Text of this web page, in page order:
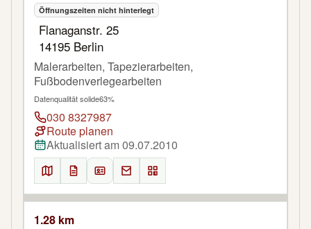
Öffnungszeiten nicht hinterlegt
Flanaganstr. 25
14195 Berlin
Malerarbeiten, Tapezierarbeiten,
Fußbodenverlegearbeiten
Datenqualität solide63%
030 8327987
Route planen
Aktualisiert am 09.07.2010
1.28 km